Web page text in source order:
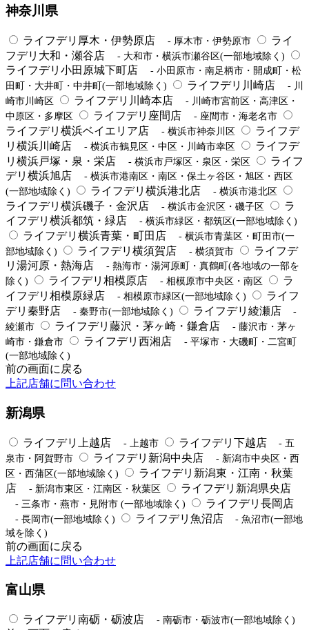
神奈川県
ライフデリ厚木・伊勢原店 - 厚木市・伊勢原市
ライ
フデリ大和・瀬谷店
- 大和市・横浜市瀬谷区(一部地域除く)
ライフデリ小田原城下町店
- 小田原市・南足柄市・開成町・松
田町・大井町・中井町(一部地域除く)
ライフデリ川崎店
- 川
崎市川崎区
ライフデリ川崎本店
- 川崎市宮前区・高津区・
中原区・多摩区
ライフデリ座間店 - 座間市・海老名市
ライフデリ横浜ベイエリア店 - 横浜市神奈川区
ライフデ
リ横浜川崎店
- 横浜市鶴見区・中区・川崎市幸区
ライフデ
リ横浜戸塚・泉・栄店
- 横浜市戸塚区・泉区・栄区
ライフ
デリ横浜旭店
- 横浜市港南区・南区・保土ヶ谷区・旭区・西区
(一部地域除く)
ライフデリ横浜港北店 - 横浜市港北区
ライフデリ横浜磯子・金沢店 - 横浜市金沢区・磯子区
ラ
イフデリ横浜都筑・緑店
- 横浜市緑区・都筑区(一部地域除く)
ライフデリ横浜青葉・町田店
- 横浜市青葉区・町田市(一
部地域除く)
ライフデリ横須賀店 - 横須賀市
ライフデ
リ湯河原・熱海店
- 熱海市・湯河原町・真鶴町(各地域の一部を
除く)
ライフデリ相模原店 - 相模原市中央区・南区
ラ
イフデリ相模原緑店
- 相模原市緑区(一部地域除く)
ライフ
デリ秦野店
- 秦野市(一部地域除く) ライフデリ綾瀬店
-
綾瀬市
ライフデリ藤沢・茅ヶ崎・鎌倉店
- 藤沢市・茅ヶ
崎市・鎌倉市
ライフデリ西湘店
- 平塚市・大磯町・二宮町
(一部地域除く)
前の画面に戻る
上記店舗に問い合わせ
新潟県
ライフデリ上越店 - 上越市 ライフデリ下越店
- 五
泉市・阿賀野市
ライフデリ新潟中央店
- 新潟市中央区・西
区・西蒲区(一部地域除く)
ライフデリ新潟東・江南・秋葉
店
- 新潟市東区・江南区・秋葉区 ライフデリ新潟県央店
- 三条市・燕市・見附市 (一部地域除く) ライフデリ長岡店
- 長岡市(一部地域除く) ライフデリ魚沼店
- 魚沼市(一部地
域を除く)
前の画面に戻る
上記店舗に問い合わせ
富山県
ライフデリ南砺・砺波店 - 南砺市・砺波市(一部地域除く)